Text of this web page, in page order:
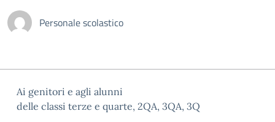
Personale scolastico
Ai genitori e agli alunni
delle classi terze e quarte, 2QA, 3QA, 3Q